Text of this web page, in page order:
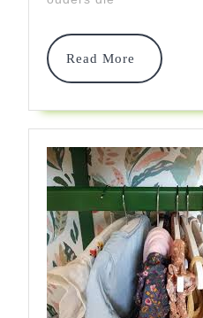
Read More
Read
More